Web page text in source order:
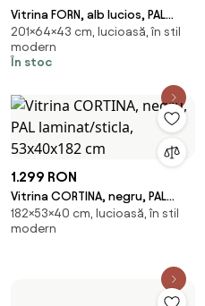
Vitrina FORN, alb lucios, PAL
melaminat/sticla securizata,
64x43x201 c
201×64×43 cm, lucioasă, în stil
modern
În stoc
1.299 RON
Vitrina CORTINA, negru, PAL
laminat/sticla, 53x40x182 cm
182×53×40 cm, lucioasă, în stil
modern